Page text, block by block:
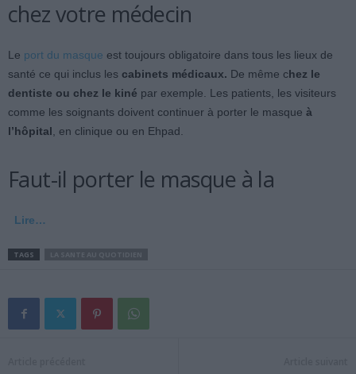
chez votre médecin
Le port du masque est toujours obligatoire dans tous les lieux de
santé ce qui inclus les cabinets médicaux. De même chez le
dentiste ou chez le kiné par exemple. Les patients, les visiteurs
comme les soignants doivent continuer à porter le masque à
l’hôpital, en clinique ou en Ehpad.
Faut-il porter le masque à la
Lire…
TAGS